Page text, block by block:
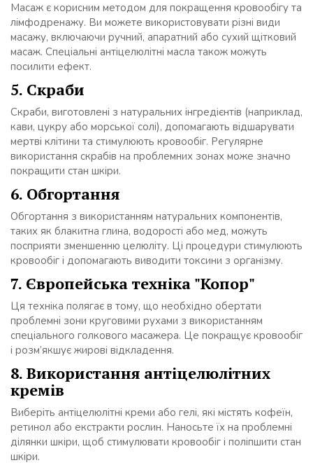
Масаж є корисним методом для покращення кровообігу та
лімфодренажу. Ви можете використовувати різні види
масажу, включаючи ручний, апаратний або сухий щітковий
масаж. Спеціальні антіцелюлітні масла також можуть
посилити ефект.
5. Скраби
Скраби, виготовлені з натуральних інгредієнтів (наприклад,
кави, цукру або морської солі), допомагають відшарувати
мертві клітини та стимулюють кровообіг. Регулярне
використання скрабів на проблемних зонах може значно
покращити стан шкіри.
6. Обгортання
Обгортання з використанням натуральних компонентів,
таких як блакитна глина, водорості або мед, можуть
посприяти зменшенню целюліту. Ці процедури стимулюють
кровообіг і допомагають виводити токсини з організму.
7. Європейська техніка "Копор"
Ця техніка полягає в тому, що необхідно обертати
проблемні зони круговими рухами з використанням
спеціального голкового масажера. Це покращує кровообіг
і розм’якшує жирові відкладення.
8. Використання антіцелюлітних
кремів
Виберіть антіцелюлітні креми або гелі, які містять кофеїн,
ретинол або екстракти рослин. Наносьте їх на проблемні
ділянки шкіри, щоб стимулювати кровообіг і поліпшити стан
шкіри.